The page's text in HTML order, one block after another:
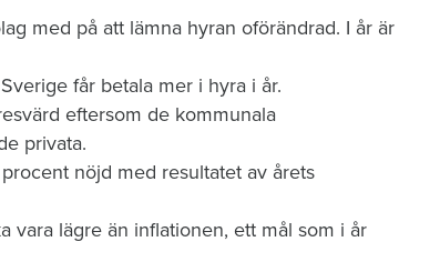
med på att lämna hyran oförändrad. I år är
får betala mer i hyra i år.
eftersom de kommunala
privata.
nöjd med resultatet av årets
vara lägre än inflationen, ett mål som i år